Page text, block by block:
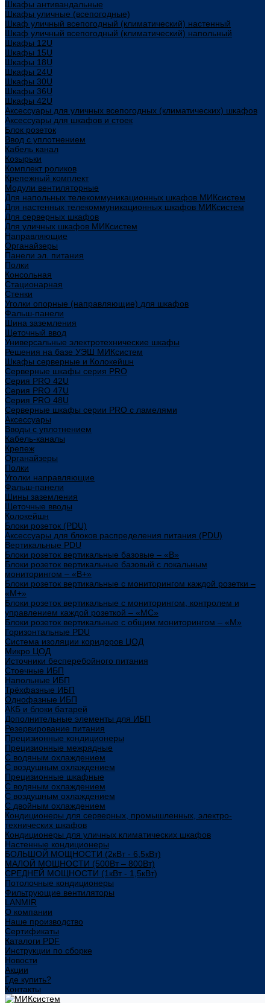
Шкафы антивандальные
Шкафы уличные (всепогодные)
Шкаф уличный всепогодный (климатический) настенный
Шкаф уличный всепогодный (климатический) напольный
Шкафы 12U
Шкафы 15U
Шкафы 18U
Шкафы 24U
Шкафы 30U
Шкафы 36U
Шкафы 42U
Аксессуары для уличных всепогодных (климатических) шкафов
Аксессуары для шкафов и стоек
Блок розеток
Ввод с уплотнением
Кабель канал
Козырьки
Комплект роликов
Крепежный комплект
Модули вентиляторные
Для напольных телекоммуникационных шкафов МИКсистем
Для настенных телекоммуникационных шкафов МИКсистем
Для серверных шкафов
Для уличных шкафов МИКсистем
Направляющие
Органайзеры
Панели эл. питания
Полки
Консольная
Стационарная
Стенки
Уголки опорные (направляющие) для шкафов
Фальш-панели
Шина заземления
Щеточный ввод
Универсальные электротехнические шкафы
Решения на базе УЭШ МИКсистем
Шкафы серверные и Колокейшн
Серверные шкафы серия PRO
Серия PRO 42U
Серия PRO 47U
Серия PRO 48U
Серверные шкафы серии PRO с ламелями
Аксессуары
Вводы с уплотнением
Кабель-каналы
Крепеж
Органайзеры
Полки
Уголки направляющие
Фальш-панели
Шины заземления
Щеточные вводы
Колокейшн
Блоки розеток (PDU)
Аксессуары для блоков распределения питания (PDU)
Вертикальные PDU
Блоки розеток вертикальные базовые – «В»
Блоки розеток вертикальные базовый с локальным
мониторингом – «В+»
Блоки розеток вертикальные с мониторингом каждой розетки –
«М+»
Блоки розеток вертикальные с мониторингом, контролем и
управлением каждой розеткой – «МС»
Блоки розеток вертикальные с общим мониторингом – «М»
Горизонтальные PDU
Система изоляции коридоров ЦОД
Микро ЦОД
Источники бесперебойного питания
Стоечные ИБП
Напольные ИБП
Трёхфазные ИБП
Однофазные ИБП
АКБ и блоки батарей
Дополнительные элементы для ИБП
Резервирование питания
Прецизионные кондиционеры
Прецизионные межрядные
С водяным охлаждением
С воздушным охлаждением
Прецизионные шкафные
С водяным охлаждением
С воздушным охлаждением
С двойным охлаждением
Кондиционеры для серверных, промышленных, электро-
технических шкафов
Кондиционеры для уличных климатических шкафов
Настенные кондиционеры
БОЛЬШОЙ МОЩНОСТИ (2кВт - 6,5кВт)
МАЛОЙ МОЩНОСТИ (500Вт – 800Вт)
СРЕДНЕЙ МОЩНОСТИ (1кВт - 1,5кВт)
Потолочные кондиционеры
Фильтрующие вентиляторы
LANMIR
О компании
Наше производство
Сертификаты
Каталоги PDF
Инструкции по сборке
Новости
Акции
Где купить?
Контакты